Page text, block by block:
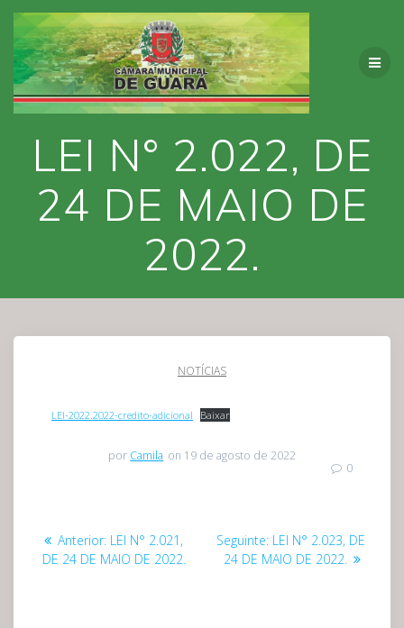
Skip
to
content
LEI N° 2.022, DE
24 DE MAIO DE
2022.
NOTÍCIAS
LEI-2022.2022-credito-adicional Baixar
por Camila on 19 de agosto de 2022
0
Navegação
de
Anterior: Post
anterior:
LEI N° 2.021,
DE 24 DE MAIO DE 2022.
Seguinte: Post
seguinte:
LEI N° 2.023, DE
24 DE MAIO DE 2022.